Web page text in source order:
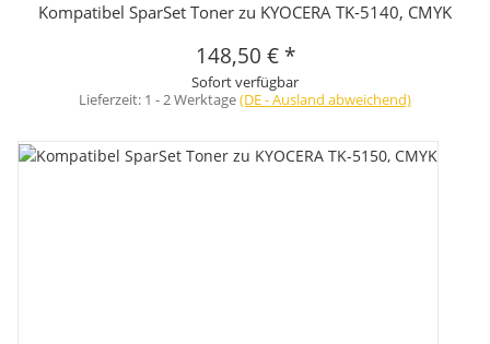
Kompatibel SparSet Toner zu KYOCERA TK-5140, CMYK
148,50 € *
Sofort verfügbar
Lieferzeit: 1 - 2 Werktage(DE - Ausland abweichend)